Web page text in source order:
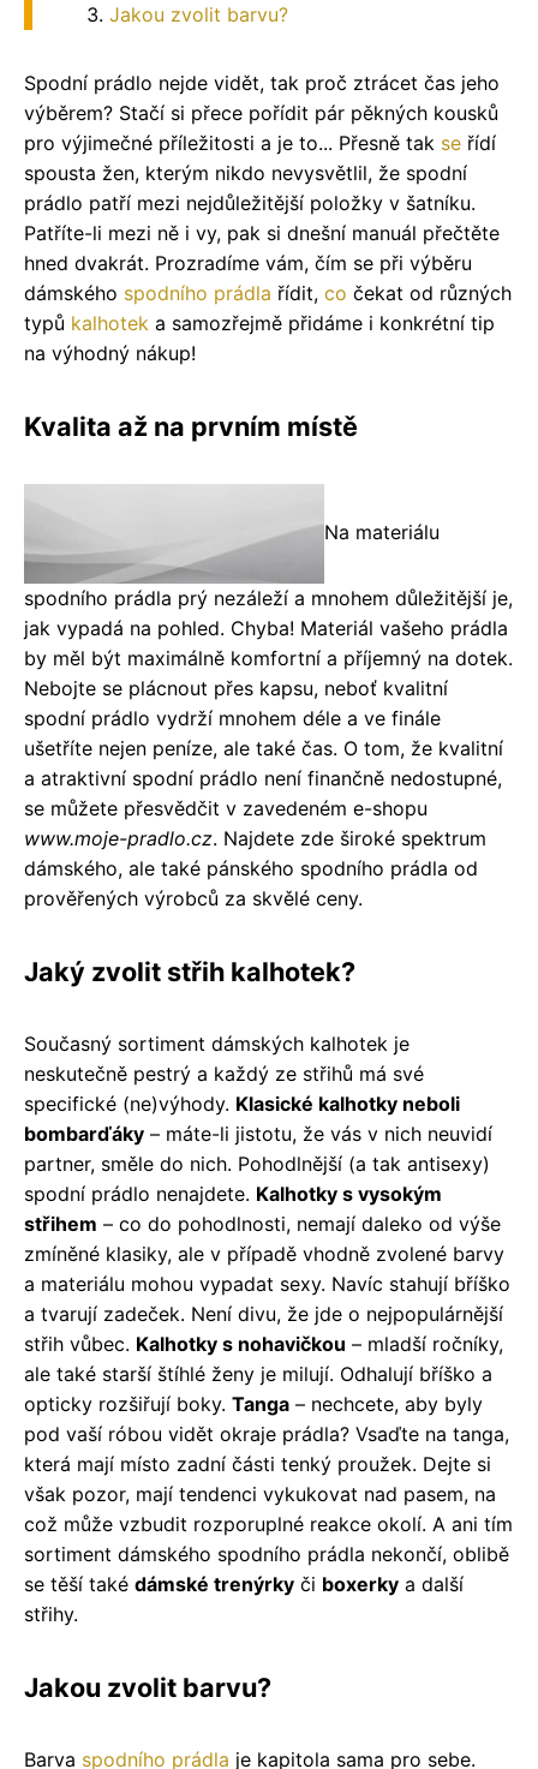
Jakou zvolit barvu?
Spodní prádlo nejde vidět, tak proč ztrácet čas jeho
výběrem? Stačí si přece pořídit pár pěkných kousků
pro výjimečné příležitosti a je to... Přesně tak se řídí
spousta žen, kterým nikdo nevysvětlil, že spodní
prádlo patří mezi nejdůležitější položky v šatníku.
Patříte-li mezi ně i vy, pak si dnešní manuál přečtěte
hned dvakrát. Prozradíme vám, čím se při výběru
dámského spodního prádla řídit, co čekat od různých
typů kalhotek a samozřejmě přidáme i konkrétní tip
na výhodný nákup!
Kvalita až na prvním místě
Na materiálu
spodního prádla prý nezáleží a mnohem důležitější je,
jak vypadá na pohled. Chyba! Materiál vašeho prádla
by měl být maximálně komfortní a příjemný na dotek.
Nebojte se plácnout přes kapsu, neboť kvalitní
spodní prádlo vydrží mnohem déle a ve finále
ušetříte nejen peníze, ale také čas. O tom, že kvalitní
a atraktivní spodní prádlo není finančně nedostupné,
se můžete přesvědčit v zavedeném e-shopu
www.moje-pradlo.cz. Najdete zde široké spektrum
dámského, ale také pánského spodního prádla od
prověřených výrobců za skvělé ceny.
Jaký zvolit střih kalhotek?
Současný sortiment dámských kalhotek je
neskutečně pestrý a každý ze střihů má své
specifické (ne)výhody. Klasické kalhotky neboli
bombarďáky – máte-li jistotu, že vás v nich neuvidí
partner, směle do nich. Pohodlnější (a tak antisexy)
spodní prádlo nenajdete. Kalhotky s vysokým
střihem – co do pohodlnosti, nemají daleko od výše
zmíněné klasiky, ale v případě vhodně zvolené barvy
a materiálu mohou vypadat sexy. Navíc stahují bříško
a tvarují zadeček. Není divu, že jde o nejpopulárnější
střih vůbec. Kalhotky s nohavičkou – mladší ročníky,
ale také starší štíhlé ženy je milují. Odhalují bříško a
opticky rozšiřují boky. Tanga – nechcete, aby byly
pod vaší róbou vidět okraje prádla? Vsaďte na tanga,
která mají místo zadní části tenký proužek. Dejte si
však pozor, mají tendenci vykukovat nad pasem, na
což může vzbudit rozporuplné reakce okolí. A ani tím
sortiment dámského spodního prádla nekončí, oblibě
se těší také dámské trenýrky či boxerky a další
střihy.
Jakou zvolit barvu?
Barva spodního prádla je kapitola sama pro sebe.